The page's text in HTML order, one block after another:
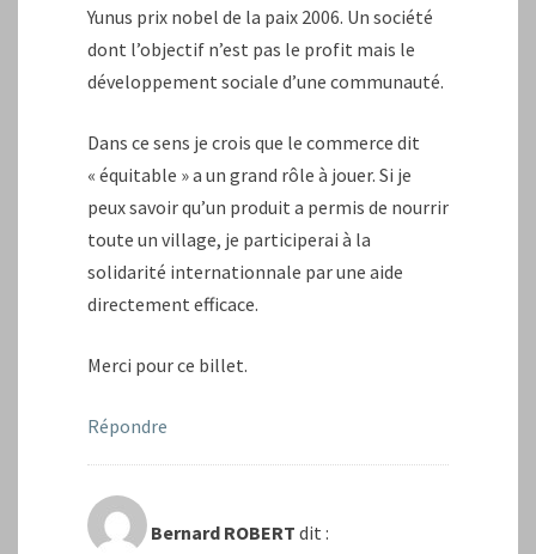
Yunus prix nobel de la paix 2006. Un société
dont l’objectif n’est pas le profit mais le
développement sociale d’une communauté.
Dans ce sens je crois que le commerce dit
« équitable » a un grand rôle à jouer. Si je
peux savoir qu’un produit a permis de nourrir
toute un village, je participerai à la
solidarité internationnale par une aide
directement efficace.
Merci pour ce billet.
Répondre
Bernard ROBERT dit :